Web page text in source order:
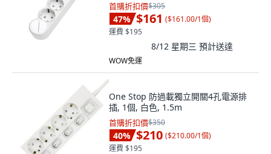
首購折扣價$305
47% $161 ($161.00/1個)
運費 $195
8/12 星期三 預計送達
WOW免運
One Stop 防過載獨立開關4孔電源排
插, 1個, 白色, 1.5m
首購折扣價$350
40% $210 ($210.00/1個)
運費 $195